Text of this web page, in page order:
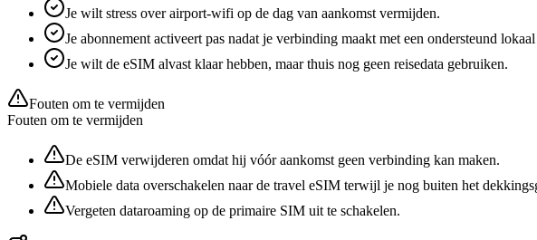
Je wilt stress over airport-wifi op de dag van aankomst vermijden.
Je abonnement activeert pas nadat je verbinding maakt met een ondersteund
Je wilt de eSIM alvast klaar hebben, maar thuis nog geen reisedata gebruiken.
Fouten om te vermijden
Fouten om te vermijden
De eSIM verwijderen omdat hij vóór aankomst geen verbinding kan maken.
Mobiele data overschakelen naar de travel eSIM terwijl je nog buiten het
Vergeten dataroaming op de primaire SIM uit te schakelen.